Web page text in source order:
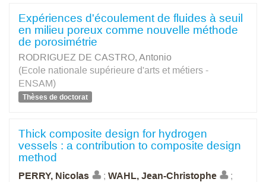
Expériences d'écoulement de fluides à seuil
en milieu poreux comme nouvelle méthode
de porosimétrie
RODRIGUEZ DE CASTRO, Antonio
(Ecole nationale supérieure d'arts et métiers -
ENSAM)
Thèses de doctorat
Thick composite design for hydrogen
vessels : a contribution to composite design
method
PERRY, Nicolas ; WAHL, Jean-Christophe
;